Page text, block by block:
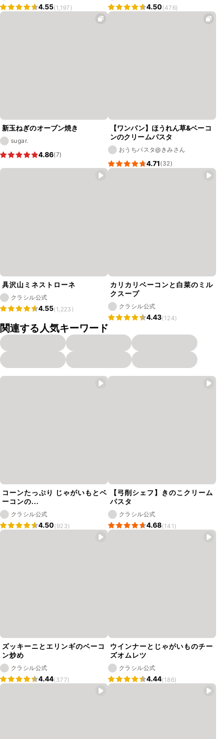
4.55(1,197) 4.50(476)
新玉ねぎのオーブン焼き
sugar.
4.86(7)
⁡【ワンパン】ほうれん草&ベーコ
ンのクリームパスタ
おうちパスタ@きみさん
4.71(32)
具沢山ミネストローネ
クラシル公式
4.55(1,223)
カリカリベーコンと白菜のミル
クスープ
クラシル公式
4.43(124)
関連する人気キーワード
コーンたっぷり じゃがいもとベ
ーコンの...
クラシル公式
4.50(923)
【弓削シェフ】きのこクリーム
パスタ
クラシル公式
4.68(141)
ズッキーニとエリンギのベーコ
ン炒め
クラシル公式
4.44(377)
ウインナーとじゃがいものチー
ズオムレツ
クラシル公式
4.44(186)